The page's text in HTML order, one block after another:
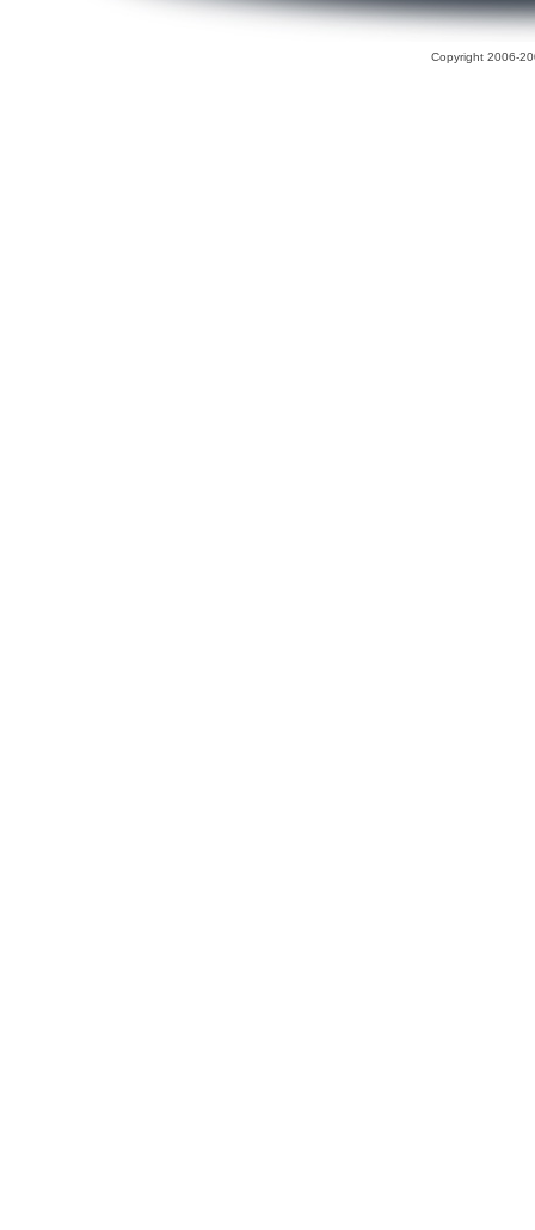
Copyright 2006-